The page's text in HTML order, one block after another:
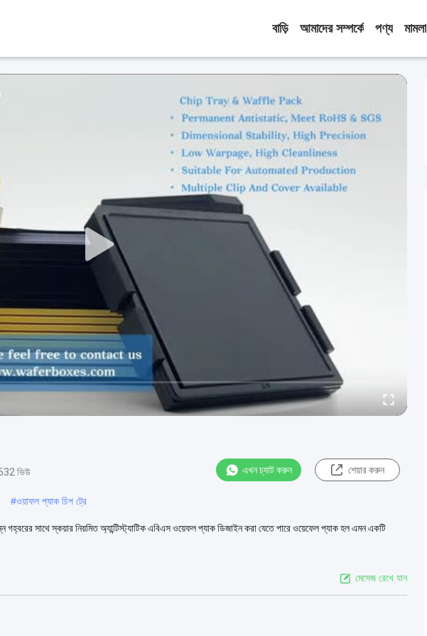
বাড়ি আমাদের সম্পর্কে পণ্য মামলা
ভিউ এখন চ্যাট করুন শেয়ার করুন
#ওয়াফল প্যাক চিপ ট্রে
সাথে স্কয়ার নিয়মিত অ্যান্টিস্ট্যাটিক এবিএস ওয়েফল প্যাক ডিজাইন করা যেতে পারে ওয়েফেল প্যাক হল এমন একটি
মেসেজ রেখে যান